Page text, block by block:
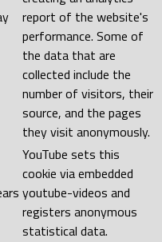
report of the website's
performance. Some of
the data that are
collected include the
number of visitors, their
source, and the pages
they visit anonymously.
YouTube sets this
cookie via embedded
youtube-videos and
registers anonymous
statistical data.